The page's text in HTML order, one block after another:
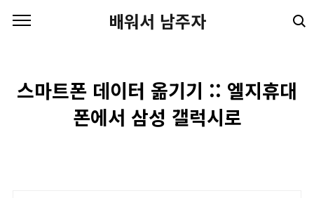
배워서 남주자
스마트폰 데이터 옮기기 :: 엘지휴대
폰에서 삼성 갤럭시로